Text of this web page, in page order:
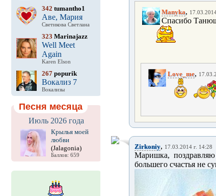
342 tumantho1
Аве, Мария
Светикова Светлана
323 Marinajazz
Well Meet
Again
Karen Elson
267popurik
Вокализ 7
Вокализы
Песня месяца
Июль 2026 года
Крылья моей
любви
(Jalagonia)
Баллов: 659
Manyka,
Спасибо
Love_me,
Zirkoniy, 17.03.2014 г. 14:28
Маришка,
большего счастья не